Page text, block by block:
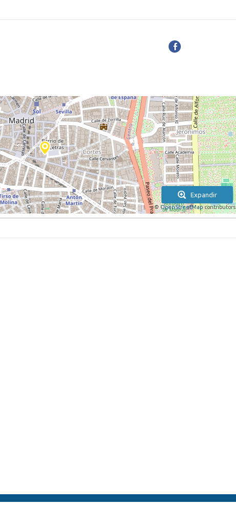
Expandir
©OpenStreetMapcontributors